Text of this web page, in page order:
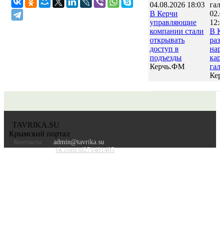
04.08.2026 18:03
В Керчи
управляющие
компании стали
открывать
доступ в
подъезды
Керчь.ФМ
В
TAVRIKA.SU
Крымский портал
Контакты
admin@tavrika.su
vk.com/id271481405